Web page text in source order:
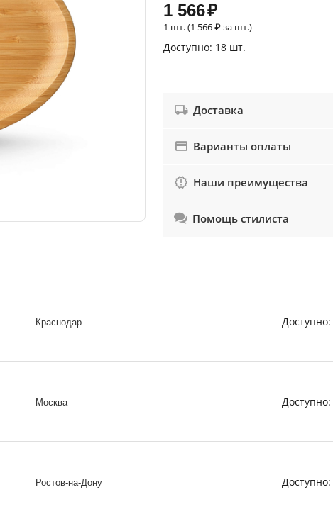
1 566₽
1 шт. (1 566₽за шт.)
Доступно: 18 шт.
Доставка
Варианты оплаты
Наши преимущества
Помощь стилиста
Краснодар Доступно:
Москва Доступно:
Ростов-на-Дону Доступно: